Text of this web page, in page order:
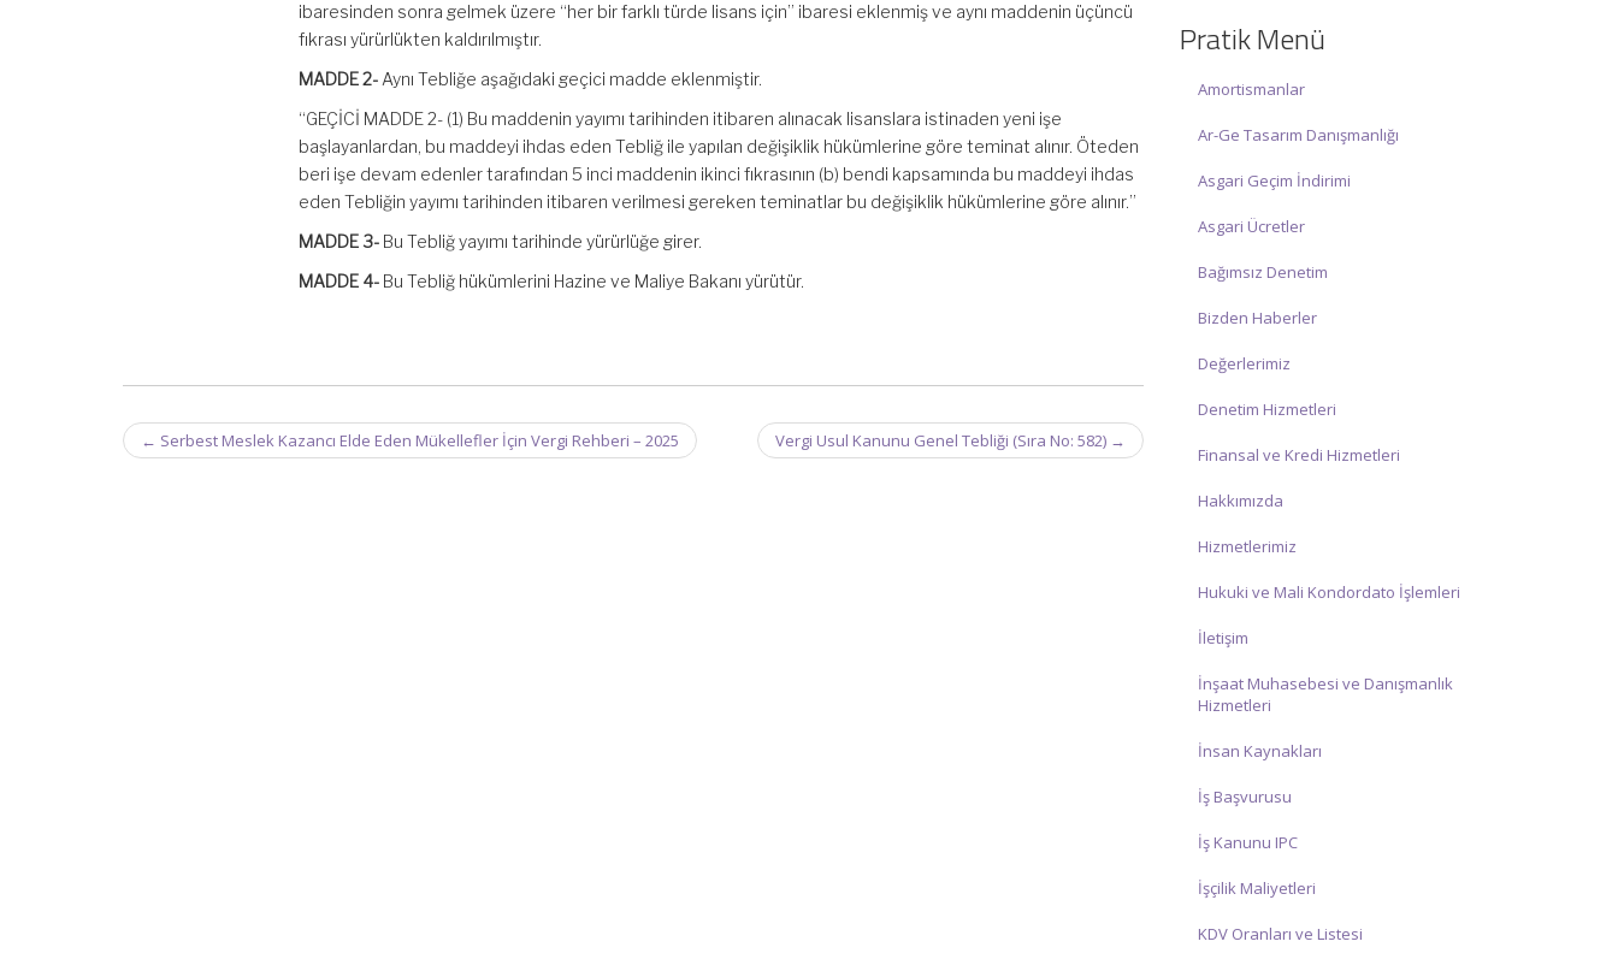
ibaresinden sonra gelmek üzere “her bir farklı türde lisans için” ibaresi eklenmiş ve aynı maddenin üçüncü
fıkrası yürürlükten kaldırılmıştır.
MADDE 2- Aynı Tebliğe aşağıdaki geçici madde eklenmiştir.
“GEÇİCİ MADDE 2- (1) Bu maddenin yayımı tarihinden itibaren alınacak lisanslara istinaden yeni işe
başlayanlardan, bu maddeyi ihdas eden Tebliğ ile yapılan değişiklik hükümlerine göre teminat alınır. Öteden
beri işe devam edenler tarafından 5 inci maddenin ikinci fıkrasının (b) bendi kapsamında bu maddeyi ihdas
eden Tebliğin yayımı tarihinden itibaren verilmesi gereken teminatlar bu değişiklik hükümlerine göre alınır.”
MADDE 3- Bu Tebliğ yayımı tarihinde yürürlüğe girer.
MADDE 4- Bu Tebliğ hükümlerini Hazine ve Maliye Bakanı yürütür.
Post
navigation
← Serbest Meslek Kazancı Elde Eden Mükellefler İçin Vergi Rehberi – 2025 Vergi Usul Kanunu Genel Tebliği (Sıra No: 582) →
☑ Hafta sonu Cumartesi günü Saat:
10:00 – 15:00 arasında olup, siz değerli
mükelleflerimize hizmet vermektedir.
MÜŞAVİRLİK Ailesi olarak teşekkür
ederiz.
Pratik Menü
Amortismanlar
Ar-Ge Tasarım Danışmanlığı
Asgari Geçim İndirimi
Asgari Ücretler
Bağımsız Denetim
Bizden Haberler
Değerlerimiz
Denetim Hizmetleri
Finansal ve Kredi Hizmetleri
Hakkımızda
Hizmetlerimiz
Hukuki ve Mali Kondordato İşlemleri
İletişim
İnşaat Muhasebesi ve Danışmanlık
Hizmetleri
İnsan Kaynakları
İş Başvurusu
İş Kanunu IPC
İşçilik Maliyetleri
KDV Oranları ve Listesi